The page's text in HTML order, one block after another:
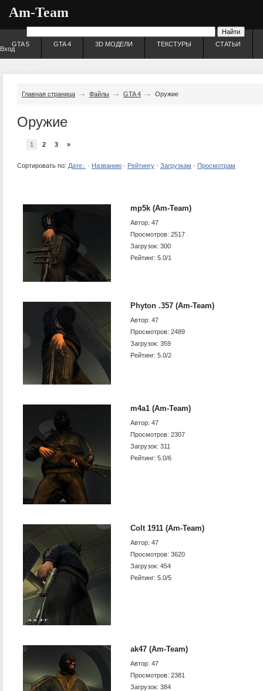
Am-Team
Вход
GTA 5 GTA 4 3D МОДЕЛИ ТЕКСТУРЫ СТАТЬИ
Главная страница Файлы GTA 4 Оружие
Оружие
1 2 3 »
Сортировать по: Дате · Названию · Рейтингу · Загрузкам · Просмотрам
mp5k (Am-Team)
Автор: 47
Просмотров: 2517
Загрузок: 300
Рейтинг: 5.0/1
Phyton .357 (Am-Team)
Автор: 47
Просмотров: 2489
Загрузок: 359
Рейтинг: 5.0/2
m4a1 (Am-Team)
Автор: 47
Просмотров: 2307
Загрузок: 311
Рейтинг: 5.0/6
Colt 1911 (Am-Team)
Автор: 47
Просмотров: 3620
Загрузок: 454
Рейтинг: 5.0/5
ak47 (Am-Team)
Автор: 47
Просмотров: 2381
Загрузок: 384